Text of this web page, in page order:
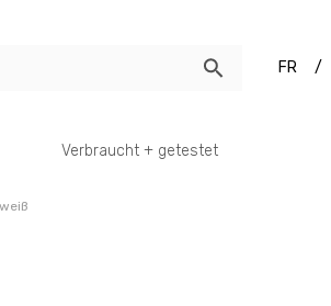
FR /
Verbraucht + getestet